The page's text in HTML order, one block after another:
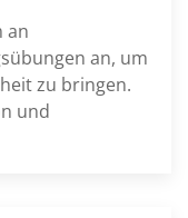
an
an, um
zu bringen.
und